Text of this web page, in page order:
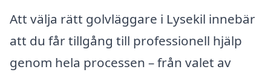
Att välja rätt golvläggare i Lysekil innebär
att du får tillgång till professionell hjälp
genom hela processen – från valet av